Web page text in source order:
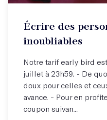
Écrire des
inoubliables
Notre tarif early bird
juillet à 23h59. - De
doux pour celles et
avance. - Pour en
coupon suivan...